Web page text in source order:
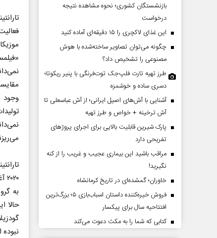
وجود
به
حالا
بازنشستگان کشوری؛ نحوه مشاهده نتیجه
درخواست
این غذای لاکچری را ۱۵ دقیقه‌ای آماده کنید
چگونه می‌توان تصاویر ساخته‌شده با هوش
مصنوعی را تشخیص داد؟
طرز تهیه تارت فلپ‌جک توت‌فرنگی با پنیر ریکوتا؛
دسری ساده و خوشمزه
آشنایی با آش‌های اصیل ایرانی؛ از آش عباسعلی تا
آش ترخینه + خواص و طرز تهیه
پارک شیرین قابلیت‌ بالایی برای اجرای پروژهای
تفریحی دارد
مراقب باشید این بیماری عجیب و غریب را از کنه
نگیرید!
خاوران؛ گمشده‌ای در تاریخ کرمانشاه
فروش خیره‌کننده داستان اسباب‌بازی ۵؛ بزرگ‌ترین
افتتاحیه سال برای پیکسار
کتابی که شما را به مکث دعوت می‌کند
عقب‌نشینی ترامپ؟
مسائل سیاسی
پشت‌پرده تهدیدات کوتاه‏‌مدت و
عباس سلیمی‌نمین - تحلیلگر مسائل سیاسی